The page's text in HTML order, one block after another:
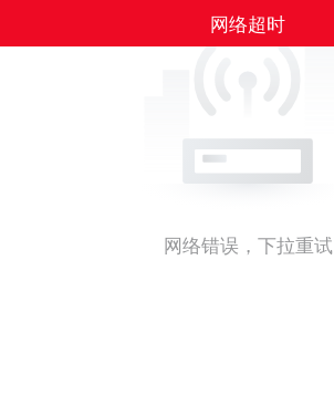
网络错误，下拉重试
网络超时